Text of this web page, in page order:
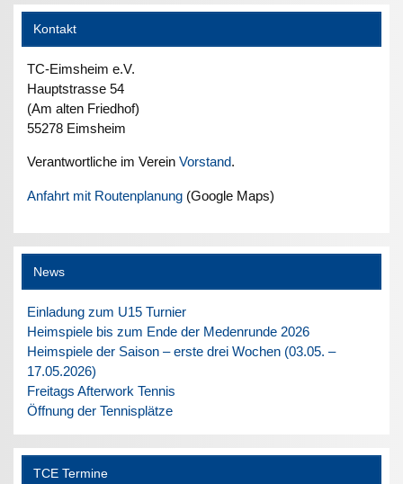
Kontakt
TC-Eimsheim e.V.
Hauptstrasse 54
(Am alten Friedhof)
55278 Eimsheim
Verantwortliche im VereinVorstand.
Anfahrt mit Routenplanung (Google Maps)
News
Einladung zum U15 Turnier
Heimspiele bis zum Ende der Medenrunde 2026
Heimspiele der Saison – erste drei Wochen (03.05. –
17.05.2026)
Freitags Afterwork Tennis
Öffnung der Tennisplätze
TCE Termine